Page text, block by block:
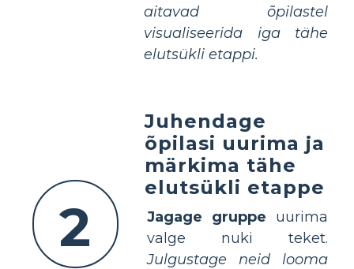
aitavad õpilastel
visualiseerida iga tähe
elutsükli etappi.
2
Juhendage
õpilasi uurima ja
märkima tähe
elutsükli etappe
Jagage gruppe uurima
valge nuki teket.
Julgustage neid looma